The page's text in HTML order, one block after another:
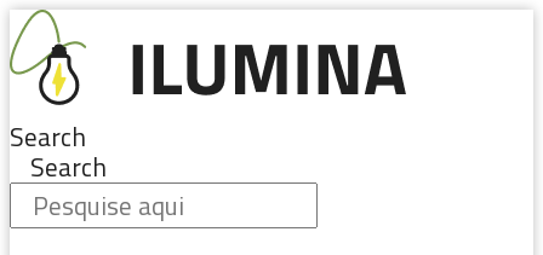
Pular
para
o
conteúdo
Search
Search